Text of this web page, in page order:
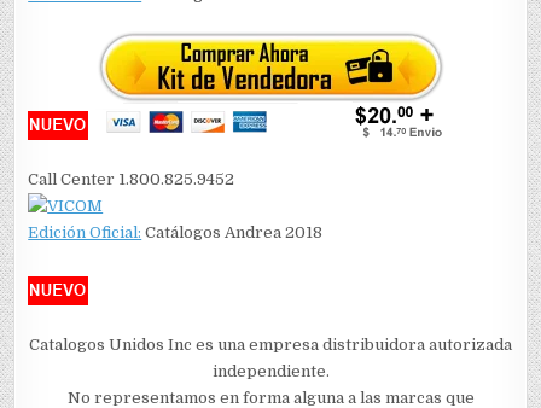
Call Center 1.800.825.9452
Edición Oficial: Catálogos Andrea 2018
Catalogos Unidos Inc es una empresa distribuidora autorizada
independiente.
No representamos en forma alguna a las marcas que